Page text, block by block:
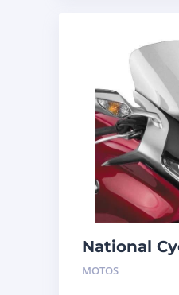
National
brise
MOTOS